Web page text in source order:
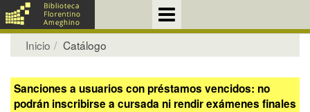
Inicio Catálogo
Sanciones a usuarios con préstamos vencidos: no
podrán inscribirse a cursada ni rendir exámenes finales